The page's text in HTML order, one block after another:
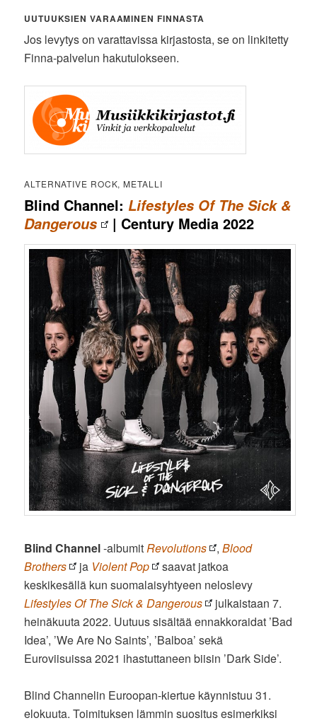
UUTUUKSIEN VARAAMINEN FINNASTA
Jos levytys on varattavissa kirjastosta, se on linkitetty
Finna-palvelun hakutulokseen.
ALTERNATIVE ROCK, METALLI
Blind Channel: Lifestyles Of The Sick &
Dangerous
| Century Media 2022
Blind Channel-albumitRevolutions ,Blood
Brothers
ja Violent Pop
saavat jatkoa
keskikesällä kun suomalaisyhtyeen neloslevy
Lifestyles Of The Sick & Dangerous
julkaistaan 7.
heinäkuuta 2022. Uutuus sisältää ennakkoraidat ’Bad
Idea’, ’We Are No Saints’, ’Balboa’ sekä
Euroviisuissa 2021 ihastuttaneen biisin ’Dark Side’.
Blind Channelin Euroopan-kiertue käynnistuu 31.
elokuuta. Toimituksen lämmin suositus esimerkiksi